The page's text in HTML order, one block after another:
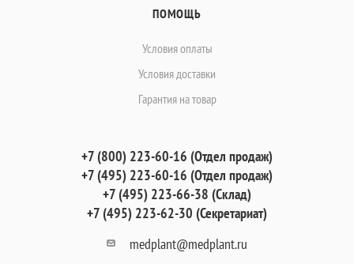
ПОМОЩЬ
Условия оплаты
Условия доставки
Гарантия на товар
+7 (800) 223-60-16 (Отдел продаж)
+7 (495) 223-60-16 (Отдел продаж)
+7 (495) 223-66-38 (Склад)
+7 (495) 223-62-30 (Секретариат)
medplant@medplant.ru